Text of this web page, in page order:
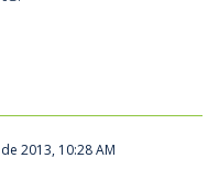
2013, 10:28 AM